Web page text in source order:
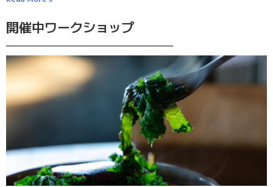
開催中ワークショップ